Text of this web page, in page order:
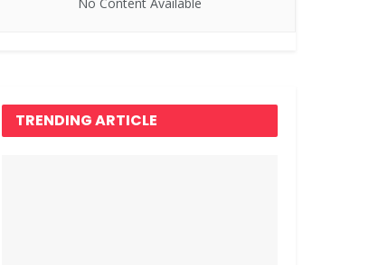
TRENDING ARTICLE